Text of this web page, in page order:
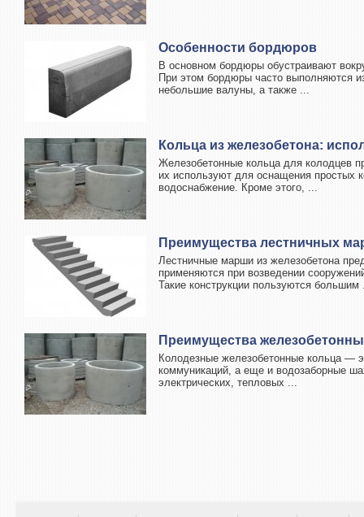
Особенности бордюров
В основном бордюры обустраивают
При этом бордюры часто выполняются
небольшие валуны, а также ...
Кольца из железобетона:
Железобетонные кольца для колодцев
их используют для оснащения простых
водоснабжение. Кроме этого, ...
Преимущества лестничных
Лестничные марши из железобетона
применяются при возведении
Такие конструкции пользуются большим
Преимущества
Колодезные железобетонные кольца —
коммуникаций, а еще и водозаборные
электрических, тепловых ...